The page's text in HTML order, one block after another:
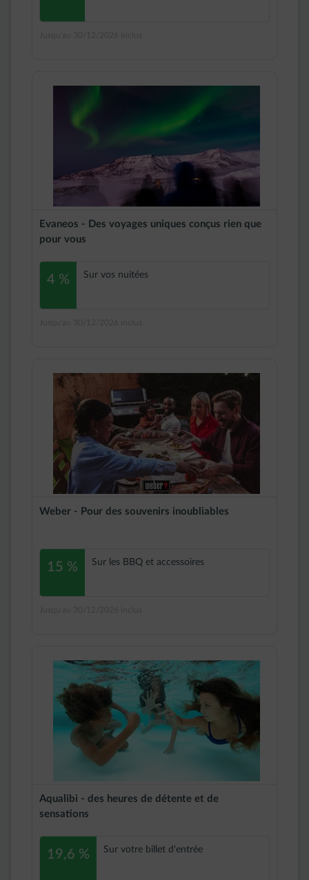
Evaneos - Des voyages uniques conçus rien que
pour vous
4 % Sur vos nuitées
Weber - Pour des souvenirs inoubliables
15 % Sur les BBQ et accessoires
Aqualibi - des heures de détente et de
sensations
19,6 % Sur votre billet d'entrée